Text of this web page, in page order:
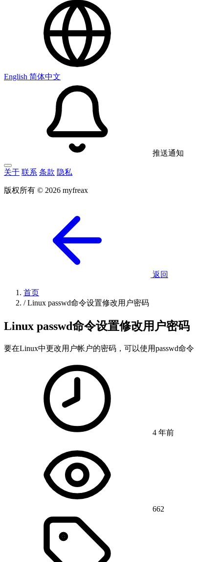
English 简体中文
推送通知
关于 联系 条款 隐私
版权所有 © 2026 myfreax
返回
首页
/ Linux passwd命令设置修改用户密码
Linux passwd命令设置修改用户密码
要在Linux中更改用户帐户的密码，可以使用passwd命令
4 年前
662